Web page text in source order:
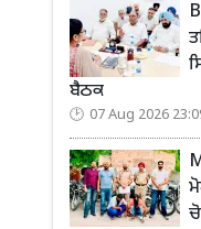
ਬੈਠਕ
07 Aug 2026